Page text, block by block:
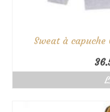
Sweat à